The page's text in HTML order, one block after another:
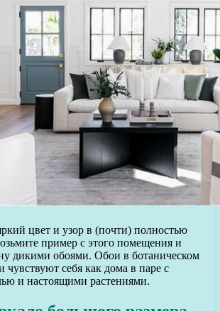
цвет и узор в (почти) полностью
пример с этого помещения и
дикими обоями. Обои в ботаническом
чувствуют себя как дома в паре с
и настоящими растениями.